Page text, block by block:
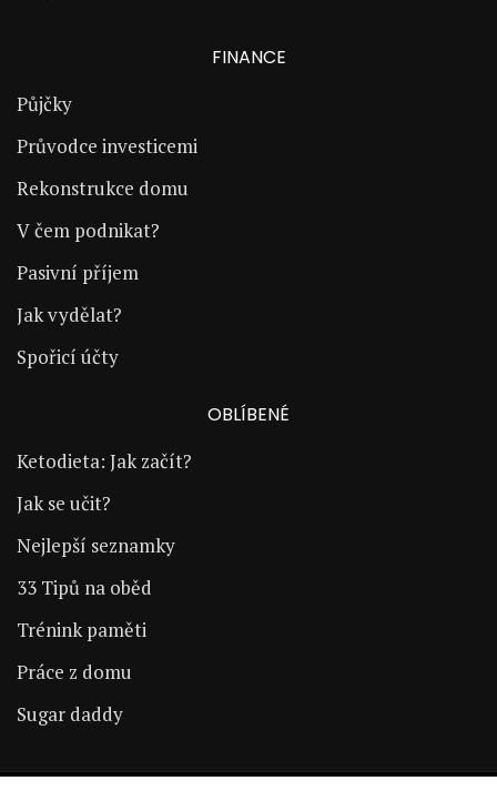
FINANCE
Půjčky
Průvodce investicemi
Rekonstrukce domu
V čem podnikat?
Pasivní příjem
Jak vydělat?
Spořicí účty
OBLÍBENÉ
Ketodieta: Jak začít?
Jak se učit?
Nejlepší seznamky
33 Tipů na oběd
Trénink paměti
Práce z domu
Sugar daddy